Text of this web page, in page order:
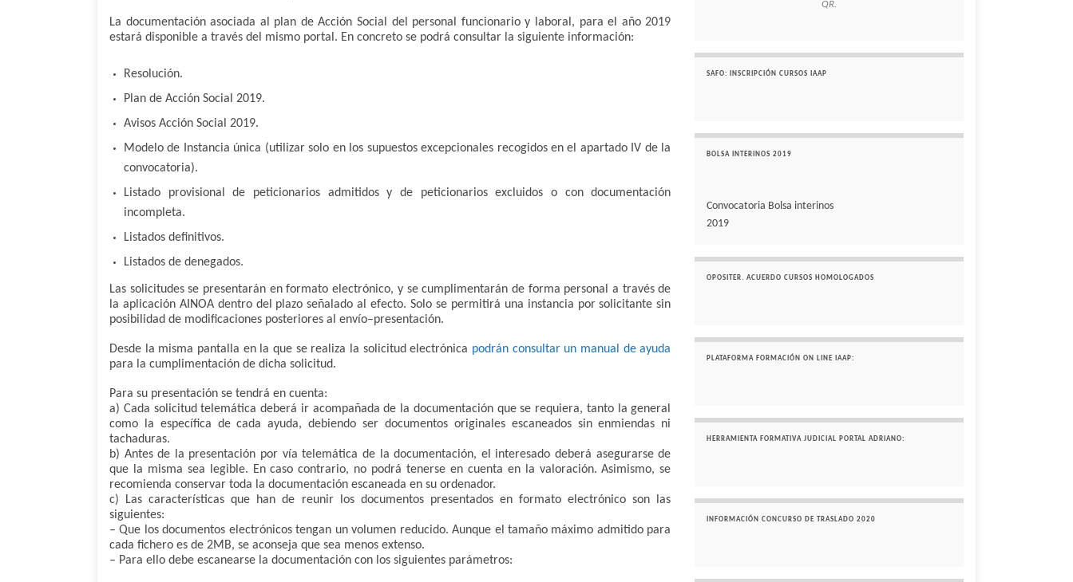
La documentación asociada al plan de Acción Social del personal funcionario y laboral, para el año 2019
estará disponible a través del mismo portal. En concreto se podrá consultar la siguiente información:
Resolución.
Plan de Acción Social 2019.
Avisos Acción Social 2019.
Modelo de Instancia única (utilizar solo en los supuestos excepcionales recogidos en el apartado IV de la
convocatoria).
Listado provisional de peticionarios admitidos y de peticionarios excluidos o con documentación
incompleta.
Listados definitivos.
Listados de denegados.
Las solicitudes se presentarán en formato electrónico, y se cumplimentarán de forma personal a través de
la aplicación AINOA dentro del plazo señalado al efecto. Solo se permitirá una instancia por solicitante sin
posibilidad de modificaciones posteriores al envío–presentación.
Desde la misma pantalla en la que se realiza la solicitud electrónica podrán consultar un manual de ayuda
para la cumplimentación de dicha solicitud.
Para su presentación se tendrá en cuenta:
a) Cada solicitud telemática deberá ir acompañada de la documentación que se requiera, tanto la general
como la específica de cada ayuda, debiendo ser documentos originales escaneados sin enmiendas ni
tachaduras.
b) Antes de la presentación por vía telemática de la documentación, el interesado deberá asegurarse de
que la misma sea legible. En caso contrario, no podrá tenerse en cuenta en la valoración. Asimismo, se
recomienda conservar toda la documentación escaneada en su ordenador.
c) Las características que han de reunir los documentos presentados en formato electrónico son las
siguientes:
– Que los documentos electrónicos tengan un volumen reducido. Aunque el tamaño máximo admitido para
cada fichero es de 2MB, se aconseja que sea menos extenso.
– Para ello debe escanearse la documentación con los siguientes parámetros:
QR.
SAFO: INSCRIPCIÓN CURSOS IAAP
BOLSA INTERINOS 2019
Convocatoria Bolsa interinos
2019
OPOSITER. ACUERDO CURSOS HOMOLOGADOS
PLATAFORMA FORMACIÓN ON LINE IAAP:
HERRAMIENTA FORMATIVA JUDICIAL PORTAL ADRIANO:
INFORMACIÓN CONCURSO DE TRASLADO 2020